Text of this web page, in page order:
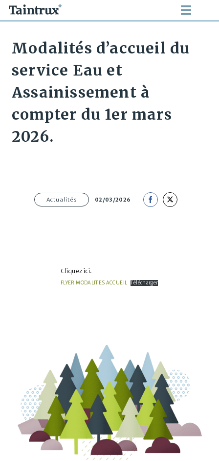
Modalités d’accueil du
service Eau et
Assainissement à
compter du 1er mars
2026.
Actualités 02/03/2026
Share
Share
Cliquez ici.
FLYER MODALITES ACCUEIL Télécharger